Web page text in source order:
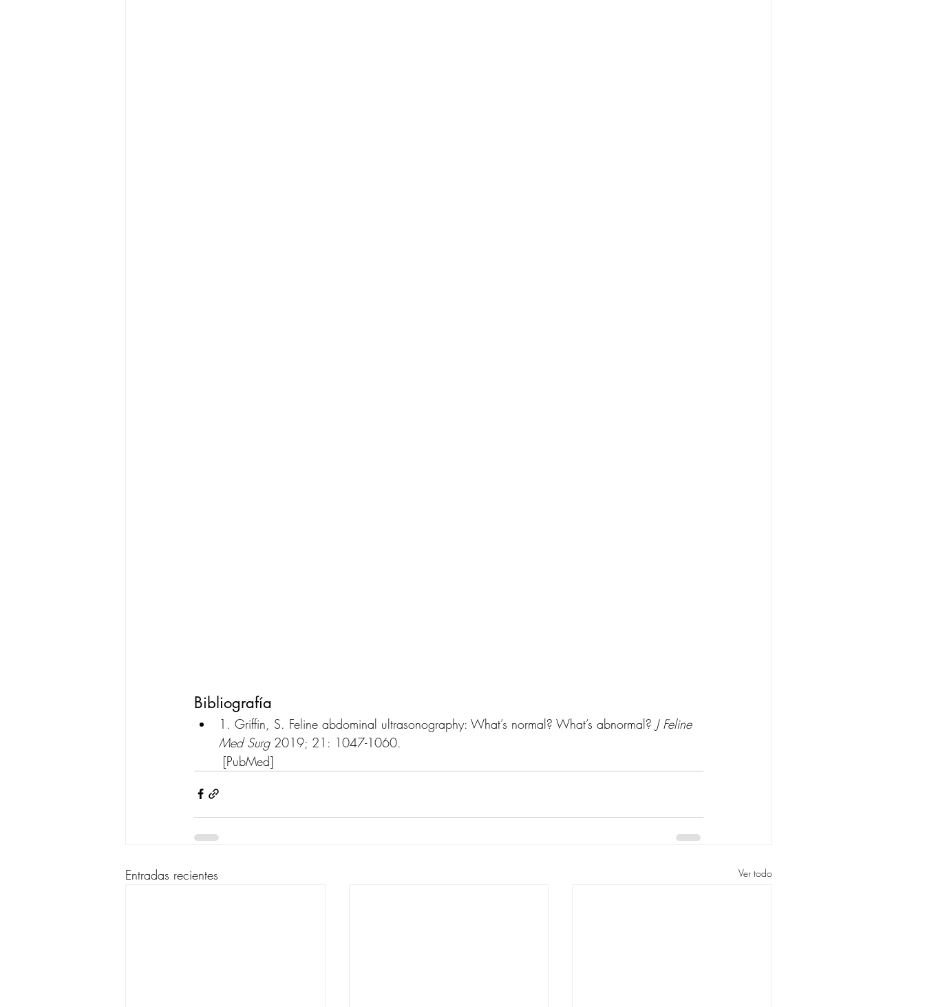
Bibliografía
1. Griffin, S. Feline abdominal ultrasonography: What’s normal? What’s abnormal? J Feline
Med Surg 2019; 21: 1047-1060.
[PubMed]
Entradas recientes Ver todo